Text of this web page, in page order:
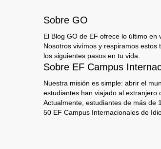
Sobre GO
El Blog GO de EF ofrece lo último en
Nosotros vivímos y respiramos
los siguientes pasos en tu vida.
Sobre EF Campus
Nuestra misión es simple: abrir el
estudiantes han viajado al extranjero
Actualmente, estudiantes de más de
50 EF Campus Internacionales de